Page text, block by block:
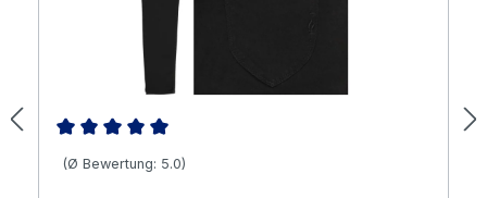
Durchschnittliche Bewertung von 5 von 5 Sternen
(Ø Bewertung: 5.0)